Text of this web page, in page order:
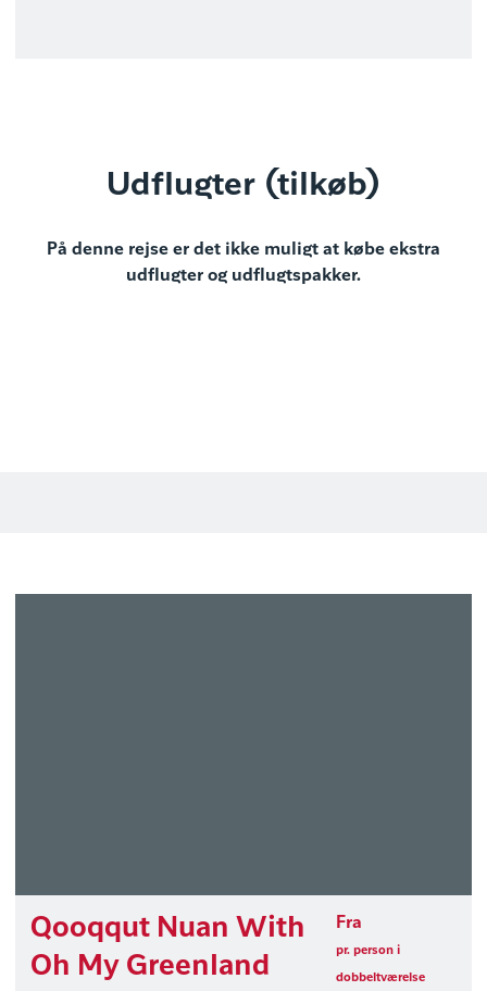
Udflugter (tilkøb)
På denne rejse er det ikke muligt at købe ekstra
udflugter og udflugtspakker.
Qooqqut Nuan With
Oh My Greenland
Fra
pr. person i
dobbeltværelse